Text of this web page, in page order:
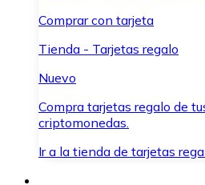
Comprar con tarjeta
Tienda - Tarjetas regalo
Nuevo
Compra tarjetas regalo de
criptomonedas.
Ir a la tienda de tarjetas